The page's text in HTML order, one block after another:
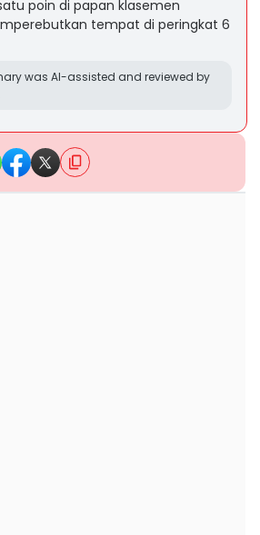
poin di papan klasemen
tempat di peringkat 6
was AI-assisted and reviewed by